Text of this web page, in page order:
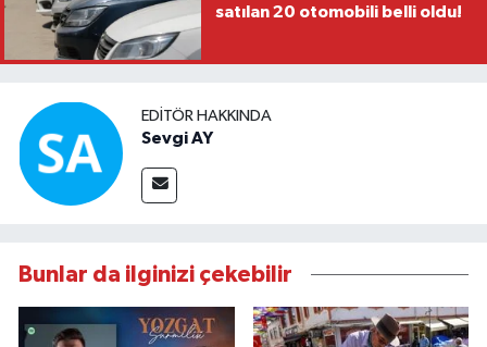
satılan 20 otomobili belli oldu!
EDITÖR HAKKINDA
Sevgi AY
Bunlar da ilginizi çekebilir